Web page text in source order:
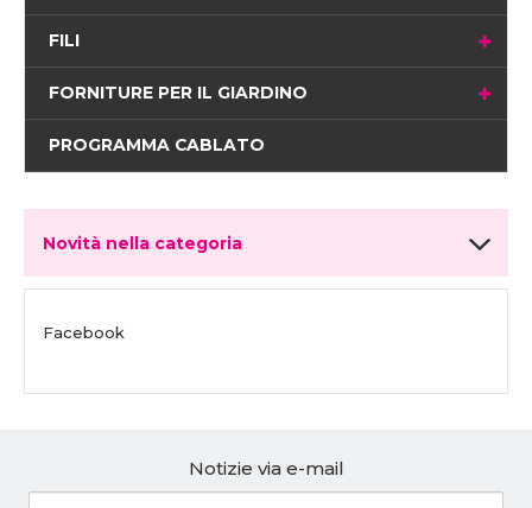
FILI
FORNITURE PER IL GIARDINO
PROGRAMMA CABLATO
Novità nella categoria
Facebook
Notizie via e-mail